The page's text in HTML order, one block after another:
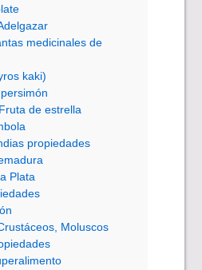
medicinales de
kaki)
de estrella
propiedades
Plata
Moluscos